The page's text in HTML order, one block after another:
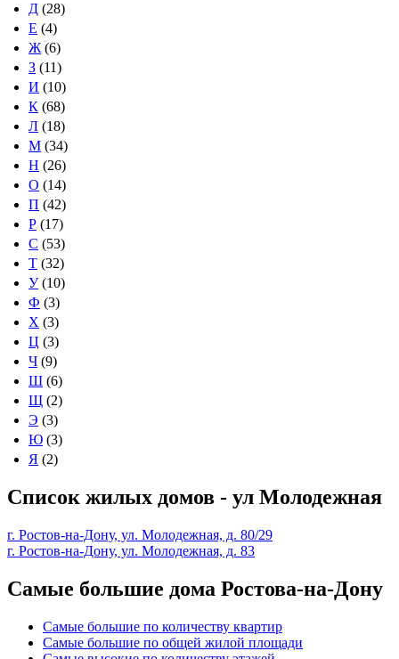
Д (28)
Е (4)
Ж (6)
З (11)
И (10)
К (68)
Л (18)
М (34)
Н (26)
О (14)
П (42)
Р (17)
С (53)
Т (32)
У(10)
Ф (3)
Х (3)
Ц (3)
Ч (9)
Ш (6)
Щ (2)
Э (3)
Ю (3)
Я (2)
Список жилых домов - ул Молодежная
г. Ростов-на-Дону, ул. Молодежная, д. 80/29
г. Ростов-на-Дону, ул. Молодежная, д. 83
Самые большие дома Ростова-на-Дону
Самые большие по количеству квартир
Самые большие по общей жилой площади